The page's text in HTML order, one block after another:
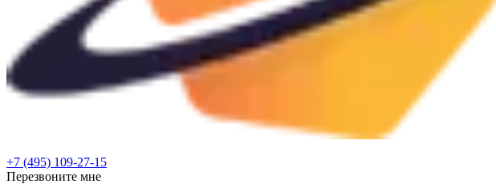
+7 (495) 109-27-15
Перезвоните мне